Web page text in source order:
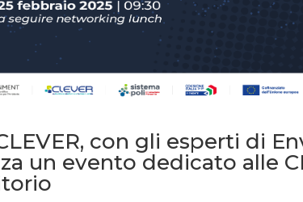
con gli esperti di
un evento dedicato alle